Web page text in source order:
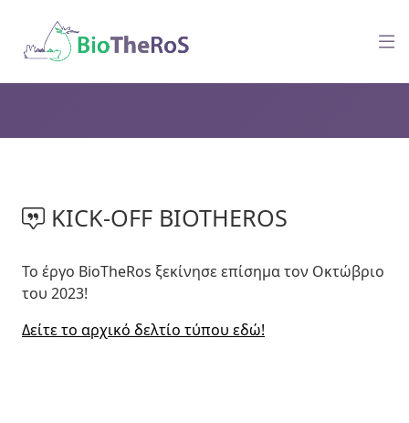
KICK-OFF BIOTHEROS
Το έργο BioTheRos ξεκίνησε επίσημα τον Οκτώβριο
του 2023!
Δείτε το αρχικό δελτίο τύπου εδώ!